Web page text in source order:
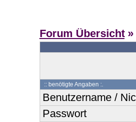
Forum Übersicht»
:: benötigte Angaben :.
Benutzername /
Passwort